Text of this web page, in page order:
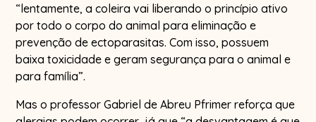
“lentamente, a coleira vai liberando o princípio ativo
por todo o corpo do animal para eliminação e
prevenção de ectoparasitas. Com isso, possuem
baixa toxicidade e geram segurança para o animal e
para família”.
Mas o professor Gabriel de Abreu Pfrimer reforça que